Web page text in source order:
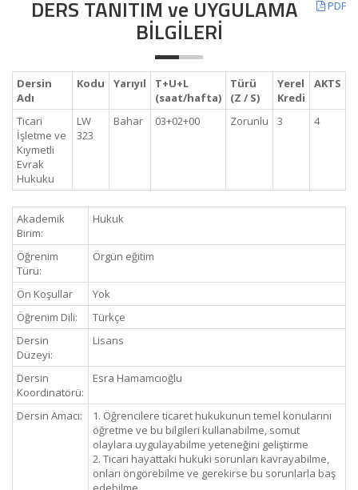
PDF
DERS TANITIM ve UYGULAMA
BİLGİLERİ
Dersin
Adı
Kodu Yarıyıl
T+U+L
(saat/hafta)
Türü
(Z / S)
Yerel
Kredi
AKTS
Ticari
İşletme ve
Kıymetli
Evrak
Hukuku
LW
323
Bahar 03+02+00 Zorunlu 3 4
Akademik
Birim:
Hukuk
Öğrenim
Türü:
Örgün eğitim
Ön Koşullar
Yok
Öğrenim Dili:
Türkçe
Dersin
Düzeyi:
Lisans
Dersin
Koordinatörü:
Esra Hamamcıoğlu
Dersin Amacı:
1. Öğrencilere ticaret hukukunun temel konularını
öğretme ve bu bilgileri kullanabilme, somut
olaylara uygulayabilme yeteneğini geliştirme
2. Ticari hayattaki hukuki sorunları kavrayabilme,
onları öngörebilme ve gerekirse bu sorunlarla baş